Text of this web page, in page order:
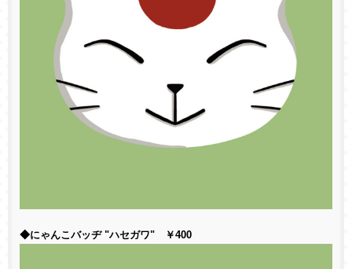
◆にゃんこバッヂ "ハセガワ" ￥400